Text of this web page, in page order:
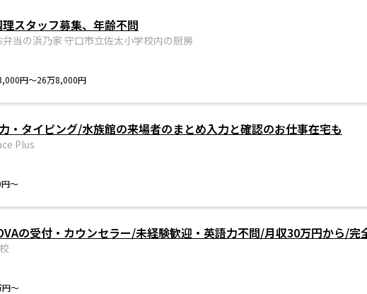
スタッフ募集、年齢不問
当の浜乃家 守口市立佐太小学校内の厨房
円～26万8,000円
・タイピング/水族館の来場者のまとめ入力と確認のお仕事在宅も
Plus
～
の受付・カウンセラー/未経験歓迎・英語力不問/月収30万円から/完
円～